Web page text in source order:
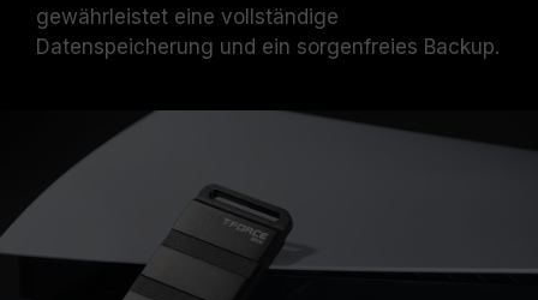
gewährleistet eine vollständige
Datenspeicherung und ein sorgenfreies Backup.